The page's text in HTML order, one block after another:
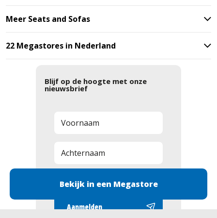
Bekijk in een Megastore
Meer Seats and Sofas
22 Megastores in Nederland
Blijf op de hoogte met onze
nieuwsbrief
Aanmelden